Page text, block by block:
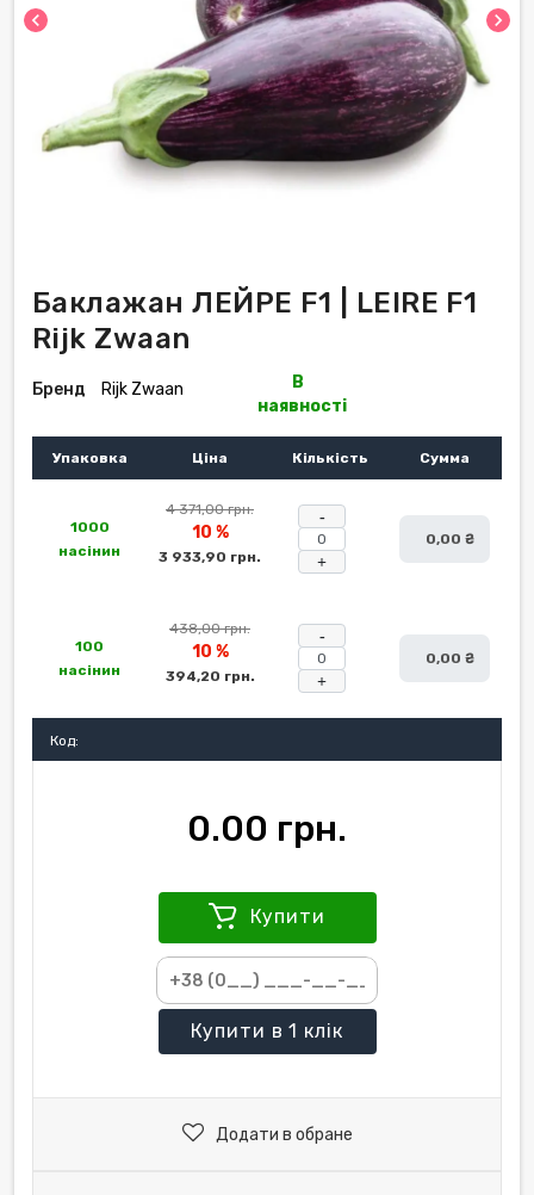
chevron_left chevron_right
Баклажан ЛЕЙРЕ F1 | LEIRE F1
Rijk Zwaan
Бренд Rijk Zwaan
В
наявності
Упаковка Ціна Кількість Сумма
1000
насінин
4 371,00 грн.
10 %
3 933,90 грн. +
0,00 ₴
100
насінин
438,00 грн.
10 %
394,20 грн. +
0,00 ₴
Код:
0.00 грн.
Купити
Купити в 1 клік
Додати в обране